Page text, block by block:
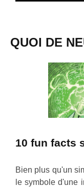
QUOI DE
10 fun facts
Bien plus qu'un
le symbole d'une